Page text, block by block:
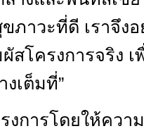
ภาวะที่ดี เราจึง
สโครงการจริง
เต็มที่”
งการโดยให้คว